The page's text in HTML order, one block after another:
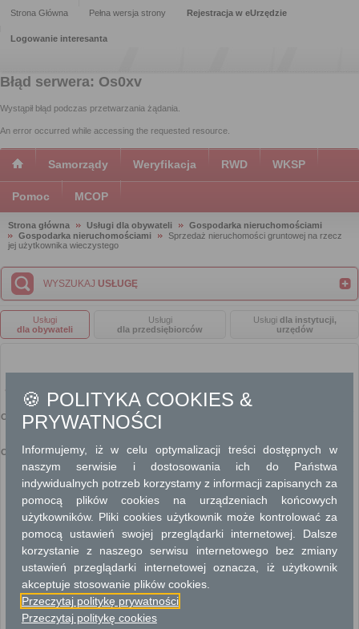
Strona Główna Pełna wersja strony Rejestracja w eUrzędzie
Logowanie interesanta
Błąd serwera: Os0xv
Wystąpił błąd podczas przetwarzania żądania.
An error occurred while accessing the requested resource.
Samorządy Weryfikacja RWD WKSP
Pomoc MCOP
Strona główna Usługi dla obywateli
Gospodarka nieruchomościami
Gospodarka nieruchomościami
Sprzedaż nieruchomości gruntowej na rzecz
jej użytkownika wieczystego
WYSZUKAJ USŁUGĘ
Usługi
dla obywateli
Usługi
dla przedsiębiorców
Usługi dla instytucji,
urzędów
wieczystego
Ogólny opis
Opis skrócony
Nieruchomość gruntowa oddana w użytkowanie wieczyste może być sprzedana
wyłącznie użytkownikowi wieczystemu.
Nieruchomość gruntowa stanowiąca własność Skarbu Państwa może być
sprzedana użytkownikowi wieczystemu za zgodą wojewody. Zgody wojewody nie
wymaga sprzedaż na rzecz użytkownika wieczystego nieruchomości stanowiącej
własność Skarbu Państwa po zlikwidowaniu lub sprywatyzowaniu państwowej
państwowej osoby prawnej, która była jej użytkownikiem wieczystym.
Zbycie własności nieruchomości na rzecz użytkownika wieczystego nie wymaga
przeprowadzenia postępowania przetargowego (art. 37 ust. 2 pkt 5 ustawy o
gospodarowaniu nieruchomościami).
Z dniem zawarcia umowy sprzedaży nieruchomości wygasa, z mocy prawa,
uprzednio ustanowione prawo użytkowania wieczystego, art. 241 kodeksu
cywilnego nie znajduje zastosowania.
W odniesieniu do nieruchomości gruntowej oddanej w użytkowanie wieczyste
przeniesienie własności tej nieruchomości, w drodze umowy, między Skarbem
Państwa a jednostką samorządu terytorialnego oraz między jednostkami
🍪 POLITYKA COOKIES &
PRYWATNOŚCI
Informujemy, iż w celu optymalizacji treści dostępnych w
naszym serwisie i dostosowania ich do Państwa
indywidualnych potrzeb korzystamy z informacji zapisanych za
pomocą plików cookies na urządzeniach końcowych
użytkowników. Pliki cookies użytkownik może kontrolować za
pomocą ustawień swojej przeglądarki internetowej. Dalsze
korzystanie z naszego serwisu internetowego bez zmiany
ustawień przeglądarki internetowej oznacza, iż użytkownik
akceptuje stosowanie plików cookies.
Przeczytaj politykę prywatności
Przeczytaj politykę cookies